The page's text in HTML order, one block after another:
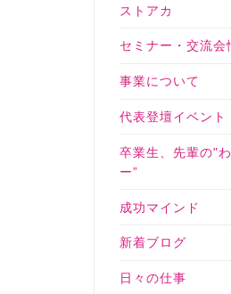
ストアカ
セミナー・交流会
事業について
代表登壇イベント
卒業生、先輩の"
ー”
成功マインド
新着ブログ
日々の仕事